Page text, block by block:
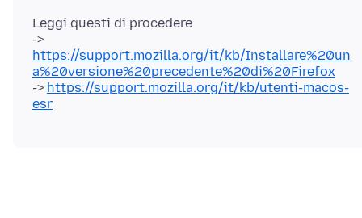
Leggi questi di procedere
->
https://support.mozilla.org/it/kb/Installare%20un
a%20versione%20precedente%20di%20Firefox
-> https://support.mozilla.org/it/kb/utenti-macos-
esr